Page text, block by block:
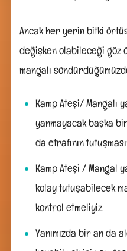
Ancak her yerin bitki
değişken olabileceği göz
mangalı
Kamp Ateşi/ Mangalı
yanmayacak başka
da etrafının
Kamp Ateşi / Mangal
kolay tutuşabilecek
kontrol etmeliyiz.
Yanımızda bir an da